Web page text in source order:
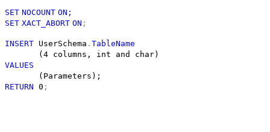
SET NOCOUNT ON ;
SET XACT_ABORT ON ;
INSERT UserSchema . TableName
(4 columns, int and char)
VALUES
(Parameters);
RETURN 0 ;